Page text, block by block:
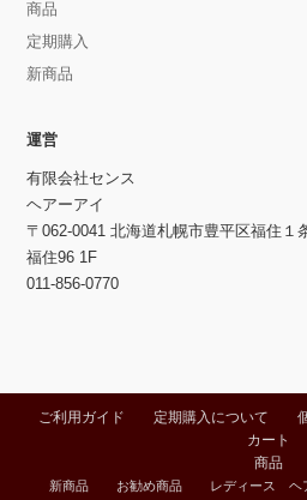
商品
定期購入
新商品
運営
有限会社センス
ヘアーアイ
〒062-0041 北海道札幌市豊平区福住１
福住96 1F
011-856-0770
ご利用ガイド 定期購入について
カート
商品
新商品 お勧め商品 レディース ヘ